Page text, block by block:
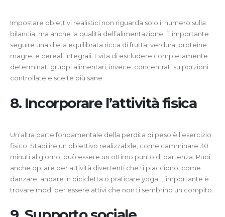
Impostare obiettivi realistici non riguarda solo il numero sulla
bilancia, ma anche la qualità dell’alimentazione. È importante
seguire una dieta equilibrata ricca di frutta, verdura, proteine
magre, e cereali integrali. Evita di escludere completamente
determinati gruppi alimentari; invece, concentrati su porzioni
controllate e scelte più sane.
8. Incorporare l’attività fisica
Un’altra parte fondamentale della perdita di peso è l’esercizio
fisico. Stabilire un obiettivo realizzabile, come camminare 30
minuti al giorno, può essere un ottimo punto di partenza. Puoi
anche optare per attività divertenti che ti piacciono, come
danzare, andare in bicicletta o praticare yoga. L’importante è
trovare modi per essere attivi che non ti sembrino un compito.